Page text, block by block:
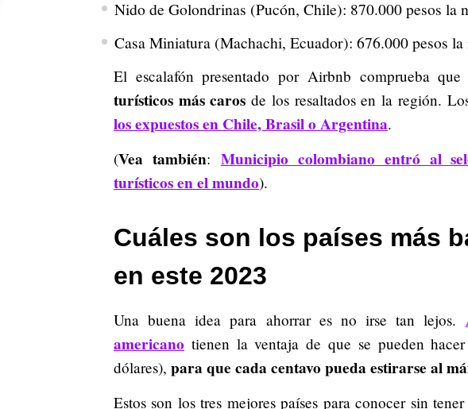
Nido de Golondrinas (Pucón, Chile): 870.000 pesos la
Casa Miniatura (Machachi, Ecuador): 676.000 pesos
El escalafón presentado por Airbnb comprueba que
turísticos más caros de los resaltados en la región.
los expuestos en Chile, Brasil o Argentina.
(Vea también: Municipio colombiano entró al
turísticos en el mundo).
Cuáles son los países más
en este 2023
Una buena idea para ahorrar es no irse tan lejos.
americano tienen la ventaja de que se pueden
dólares), para que cada centavo pueda estirarse al
Estos son los tres mejores países para conocer sin